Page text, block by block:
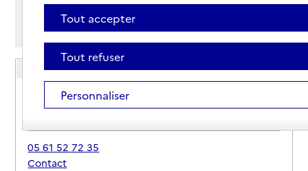
Afficher les résultats par:
Mode liste
Mode carte
EHPAD Docteur Marie
Adresse
7 rue Ozenne
31000-Toulouse
05 61 52 72 35
Contact
Tout accepter
Tout refuser
Personnaliser